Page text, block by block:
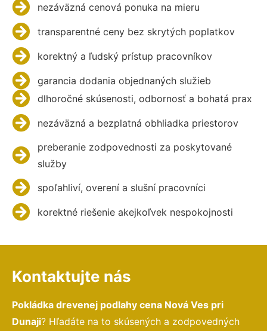
nezáväzná cenová ponuka na mieru
transparentné ceny bez skrytých poplatkov
korektný a ľudský prístup pracovníkov
garancia dodania objednaných služieb
dlhoročné skúsenosti, odbornosť a bohatá prax
nezáväzná a bezplatná obhliadka priestorov
preberanie zodpovednosti za poskytované
služby
spoľahliví, overení a slušní pracovníci
korektné riešenie akejkoľvek nespokojnosti
Kontaktujte nás
Pokládka drevenej podlahy cena Nová Ves pri
Dunaji? Hľadáte na to skúsených a zodpovedných